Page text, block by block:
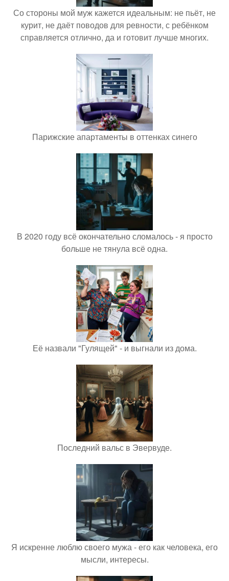
Со стороны мой муж кажется идеальным: не пьёт, не
курит, не даёт поводов для ревности, с ребёнком
справляется отлично, да и готовит лучше многих.
Парижские апартаменты в оттенках синего
В 2020 году всё окончательно сломалось - я просто
больше не тянула всё одна.
Её назвали "Гулящей" - и выгнали из дома.
Последний вальс в Эвервуде.
Я искренне люблю своего мужа - его как человека, его
мысли, интересы.